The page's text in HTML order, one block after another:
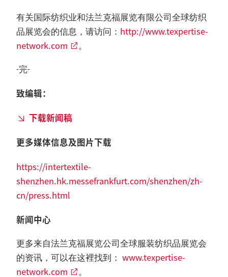
有关国际纺织业和法兰克福展览有限公司全球纺织
品展览会的信息，请访问： http://www.texpertise-
network.com
。
-完-
致编辑：
下载新闻稿
更多媒体信息及图片下载
https://intertextile-
shenzhen.hk.messefrankfurt.com/shenzhen/zh-
cn/press.html
新闻中心
更多来自法兰克福展览公司全球服装纺织品展览会
的资讯，可以在这裡找到： www.texpertise-
network.com
。